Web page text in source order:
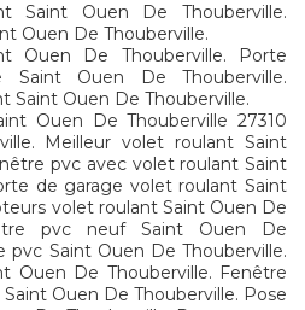
Saint Ouen De Thouberville.
Ouen De Thouberville.
Ouen De Thouberville. Porte
Saint Ouen De Thouberville.
Ouen De Thouberville.
Ouen De Thouberville 27310
Meilleur volet roulant Saint
pvc avec volet roulant Saint
de garage volet roulant Saint
volet roulant Saint Ouen De
pvc neuf Saint Ouen De
pvc Saint Ouen De Thouberville.
Ouen De Thouberville. Fenêtre
Ouen De Thouberville. Pose